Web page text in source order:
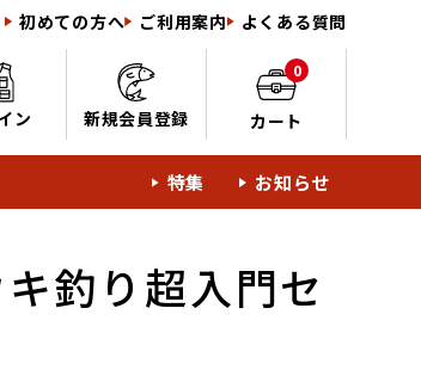
初めての方へ ご利用案内 よくある質問
ン 新規会員登録
0
カート
特集 お知らせ
釣り超入門セ